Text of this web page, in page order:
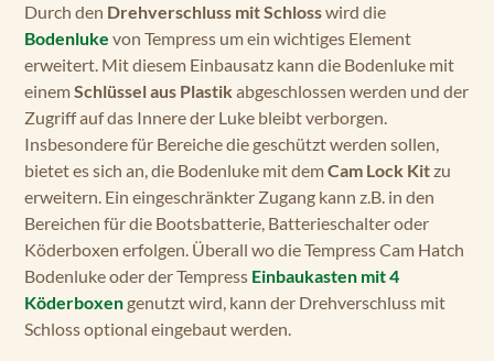
Durch den Drehverschluss mit Schlosswird die
Bodenluke von Tempress um ein wichtiges Element
erweitert. Mit diesem Einbausatz kann die Bodenluke mit
einemSchlüssel aus Plastikabgeschlossen werden und der
Zugriff auf das Innere der Luke bleibt verborgen.
Insbesondere für Bereiche die geschützt werden sollen,
bietet es sich an, die Bodenluke mit demCam Lock Kitzu
erweitern. Ein eingeschränkter Zugang kann z.B. in den
Bereichen für die Bootsbatterie, Batterieschalter oder
Köderboxen erfolgen. Überall wo die Tempress Cam Hatch
Bodenluke oder der Tempress Einbaukasten mit 4
Köderboxen genutzt wird, kann der Drehverschluss mit
Schloss optional eingebaut werden.